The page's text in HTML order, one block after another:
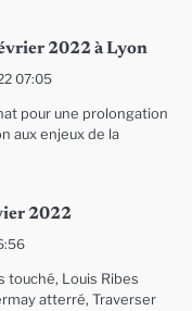
2022 à Lyon
07:05
pour une prolongation
aux enjeux de la
2022
touché, Louis Ribes
atterré, Traverser